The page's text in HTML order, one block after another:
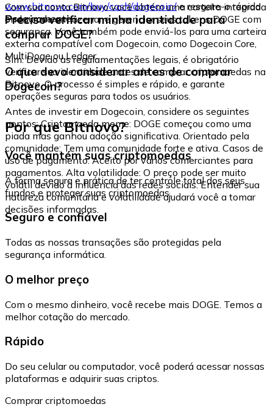
www.bitnovo.com/buy/cash/dogecoin/e resgate-o rápida
e seguramente.
Com sua conta Bitnovo você obtém uma carteira integrada
onde pode armazenar e gerenciar seus tokens DOGE com
segurança. Você também pode enviá-los para uma carteira
externa compatível com Dogecoin, como Dogecoin Core,
MultiDoge ou Ledger.
Preciso verificar minha identidade para
comprar DOGE?
Sim. Devido às regulamentações legais, é obrigatório
verificar sua identidade antes de comprar criptomoedas na
Bitnovo. O processo é simples e rápido, e garante
operações seguras para todos os usuários.
O que devo considerar antes de comprar
Dogecoin?
Antes de investir em Dogecoin, considere os seguintes
pontos: Criptomoeda meme: DOGE começou como uma
piada mas ganhou adoção significativa. Orientado pela
comunidade: Tem uma comunidade forte e ativa. Casos de
uso de pagamento: Aceito por vários comerciantes para
pagamentos. Alta volatilidade: O preço pode ser muito
volátil devido à influência das redes sociais. Entender sua
natureza comunitária e volatilidade ajudará você a tomar
decisões informadas.
Por que Bitnovo?
Você mantém suas criptomoedas
A forma segura e prática de ter controle total dos seus
fundos e proteger suas criptomoedas.
Seguro e confiável
Todas as nossas transações são protegidas pela
segurança informática.
O melhor preço
Com o mesmo dinheiro, você recebe mais DOGE. Temos a
melhor cotação do mercado.
Rápido
Do seu celular ou computador, você poderá acessar nossas
plataformas e adquirir suas criptos.
Comprar criptomoedas